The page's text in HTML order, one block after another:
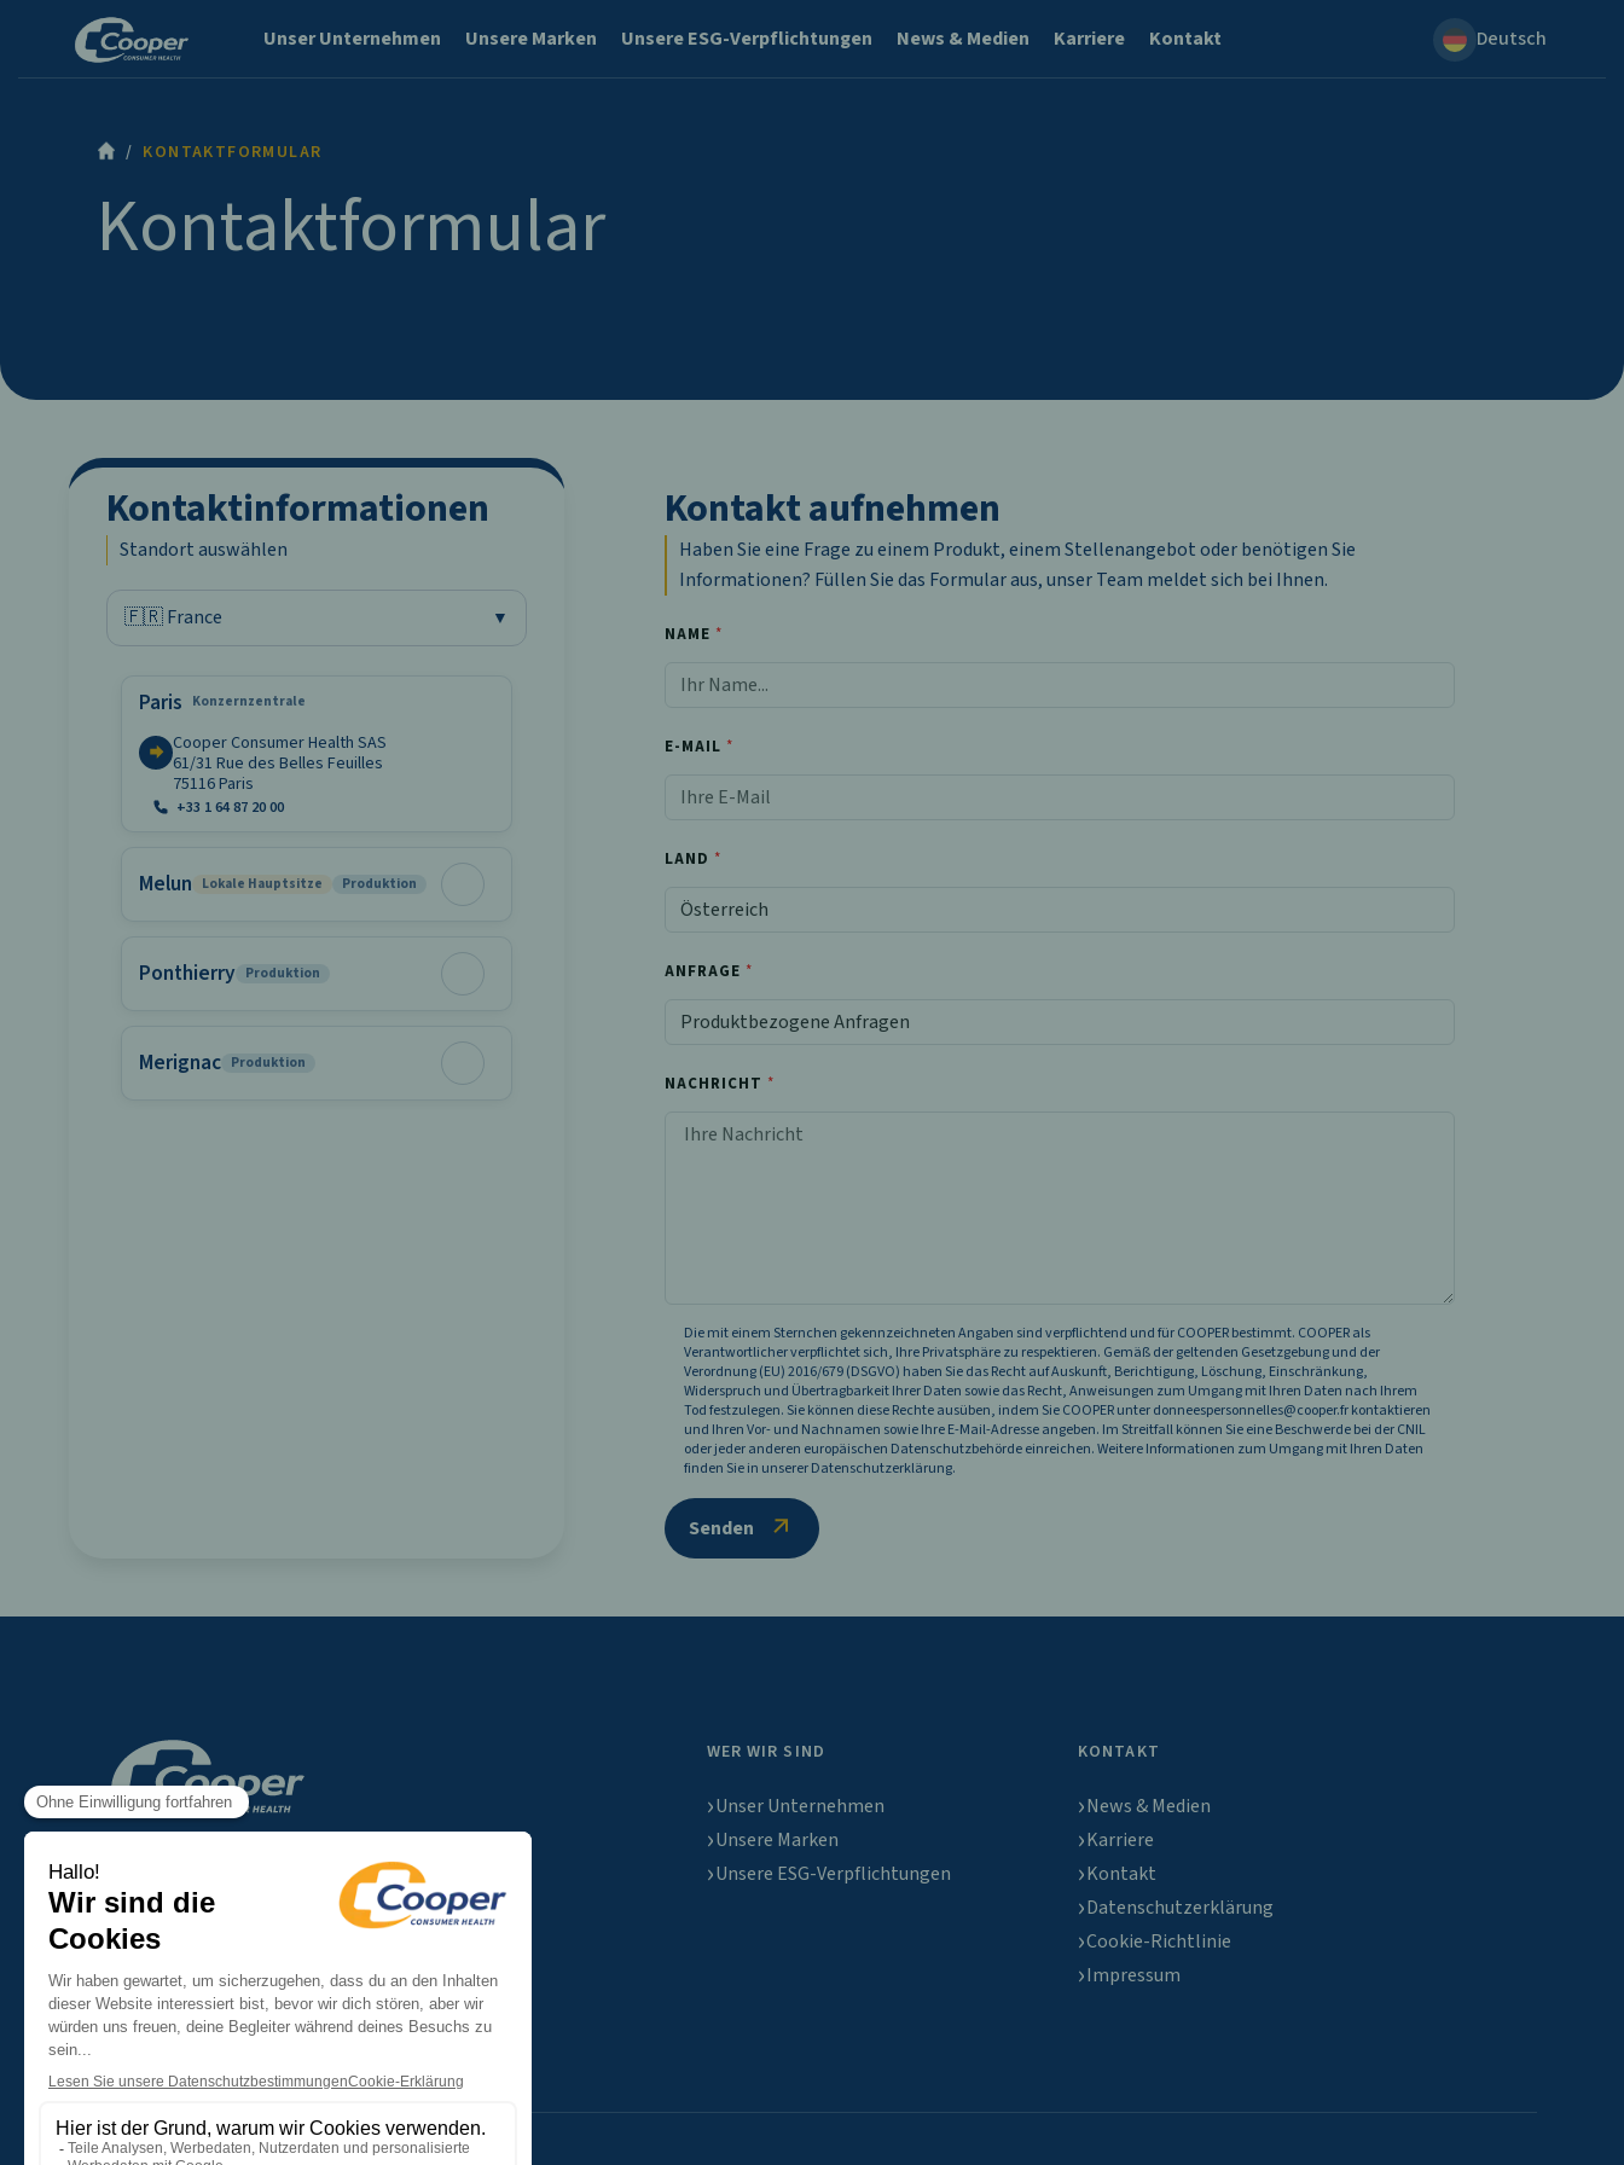
Unser Unternehmen Unsere Marken Unsere ESG-Verpflichtungen News & Medien Karriere Kontakt Deutsch
KONTAKTFORMULAR
Kontaktformular
Kontaktinformationen
Standort auswählen
SELECT COUNTRY
Paris Konzernzentrale
Cooper Consumer Health SAS
61/31 Rue des Belles Feuilles
75116 Paris
+33 1 64 87 20 00
Melun Lokale Hauptsitze Produktion
Ponthierry Produktion
Merignac Produktion
Kontakt aufnehmen
Haben Sie eine Frage zu einem Produkt, einem Stellenangebot oder benötigen Sie
Informationen? Füllen Sie das Formular aus, unser Team meldet sich bei Ihnen.
NAME
E-MAIL
LAND
ANFRAGE
NACHRICHT
Die mit einem Sternchen gekennzeichneten Angaben sind verpflichtend und für COOPER bestimmt. COOPER als
Verantwortlicher verpflichtet sich, Ihre Privatsphäre zu respektieren. Gemäß der geltenden Gesetzgebung und der
Verordnung (EU) 2016/679 (DSGVO) haben Sie das Recht auf Auskunft, Berichtigung, Löschung, Einschränkung,
Widerspruch und Übertragbarkeit Ihrer Daten sowie das Recht, Anweisungen zum Umgang mit Ihren Daten nach Ihrem
Tod festzulegen. Sie können diese Rechte ausüben, indem Sie COOPER unter donneespersonnelles@cooper.fr kontaktieren
und Ihren Vor- und Nachnamen sowie Ihre E-Mail-Adresse angeben. Im Streitfall können Sie eine Beschwerde bei der CNIL
oder jeder anderen europäischen Datenschutzbehörde einreichen. Weitere Informationen zum Umgang mit Ihren Daten
finden Sie in unserer Datenschutzerklärung.
Senden
Healthier Living
Folgen Sie uns
WER WIR SIND
Unser Unternehmen
Unsere Marken
Unsere ESG-Verpflichtungen
KONTAKT
News & Medien
Karriere
Kontakt
Datenschutzerklärung
Cookie-Richtlinie
Impressum